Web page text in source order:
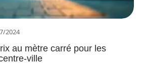
2024
au mètre carré pour les
ville